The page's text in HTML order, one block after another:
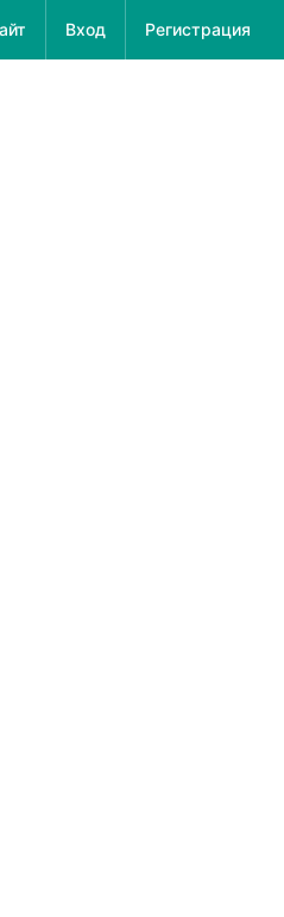
Вход Регистрация